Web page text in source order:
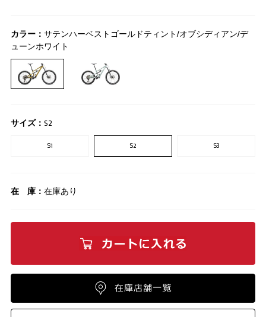
カラー： サテンハーベストゴールドティント/オブシディアン/デ
ューンホワイト
サイズ： S2
S1 S2 S3
在 庫： 在庫あり